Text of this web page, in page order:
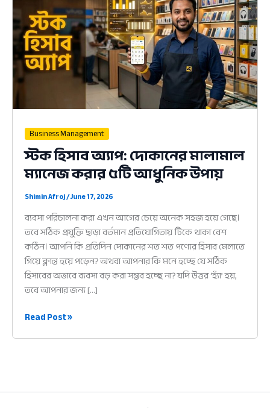
Business Management
স্টক হিসাব অ্যাপ: দোকানের মালামাল
ম্যানেজ করার ৫টি আধুনিক উপায়
Shimin Afroj/June 17, 2026
ব্যবসা পরিচালনা করা এখন আগের চেয়ে অনেক সহজ হয়ে গেছে।
তবে সঠিক প্রযুক্তি ছাড়া বর্তমান প্রতিযোগিতায় টিকে থাকা বেশ
কঠিন। আপনি কি প্রতিদিন দোকানের শত শত পণ্যের হিসাব মেলাতে
গিয়ে ক্লান্ত হয়ে পড়েন? অথবা আপনার কি মনে হচ্ছে যে সঠিক
হিসাবের অভাবে ব্যবসা বড় করা সম্ভব হচ্ছে না? যদি উত্তর ‘হ্যাঁ’ হয়,
তবে আপনার জন্য […]
স্টক
ম্যানেজ
Read Post »